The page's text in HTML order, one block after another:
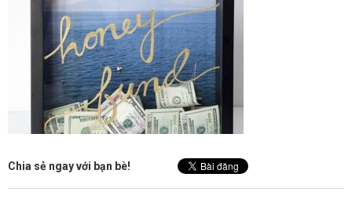
Chia sẻ ngay với bạn bè!